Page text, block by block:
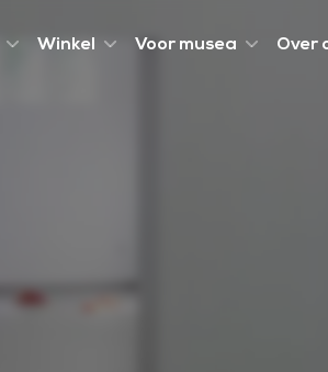
Winkel Voor musea Over